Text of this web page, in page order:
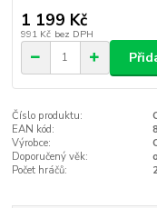
1 199 Kč
991 Kč bez DPH
Číslo produktu:
EAN kód:
Výrobce:
Doporučený věk:
Počet hráčů: